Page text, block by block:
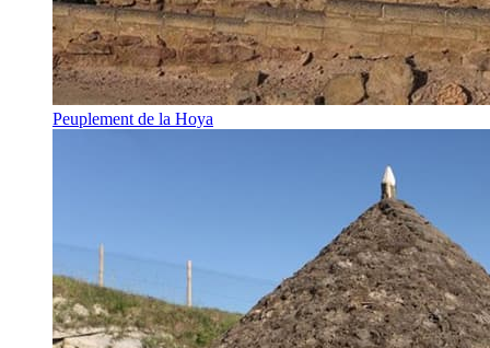
Peuplement de la Hoya